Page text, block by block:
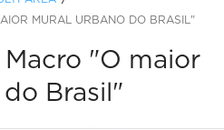
MURAL URBANO DO BRASIL"
Macro "O maior
Brasil"